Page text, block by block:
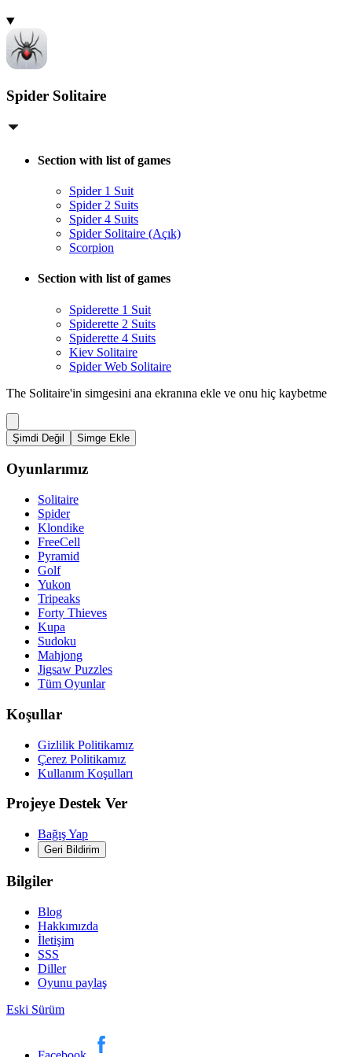
Spider Solitaire
Section with list of games
Spider 1 Suit
Spider 2 Suits
Spider 4 Suits
Spider Solitaire (Açık)
Scorpion
Section with list of games
Spiderette 1 Suit
Spiderette 2 Suits
Spiderette 4 Suits
Kiev Solitaire
Spider Web Solitaire
The Solitaire'in simgesini ana ekranına ekle ve onu hiç kaybetme
Şimdi Değil Simge Ekle
Oyunlarımız
Solitaire
Spider
Klondike
FreeCell
Pyramid
Golf
Yukon
Tripeaks
Forty Thieves
Kupa
Sudoku
Mahjong
Jigsaw Puzzles
Tüm Oyunlar
Koşullar
Gizlilik Politikamız
Çerez Politikamız
Kullanım Koşulları
Projeye Destek Ver
Bağış Yap
Geri Bildirim
Bilgiler
Blog
Hakkımızda
İletişim
SSS
Diller
Oyunu paylaş
Eski Sürüm